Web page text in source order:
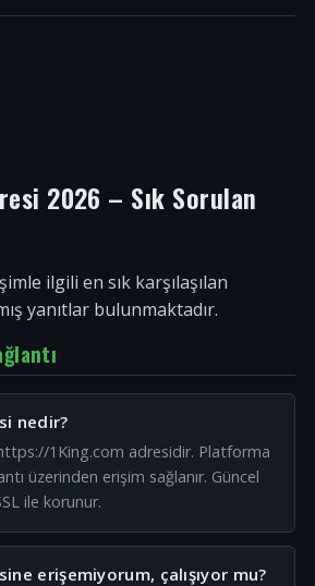
2026 – Sık Sorulan
ilgili en sık karşılaşılan
yanıtlar bulunmaktadır.
nedir?
1King.com adresidir. Platforma
üzerinden erişim sağlanır. Güncel
ile korunur.
erişemiyorum, çalışıyor mu?